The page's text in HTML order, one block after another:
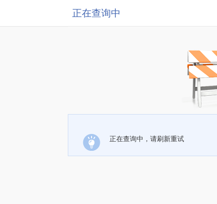
正在查询中
正在查询中，请刷新重试